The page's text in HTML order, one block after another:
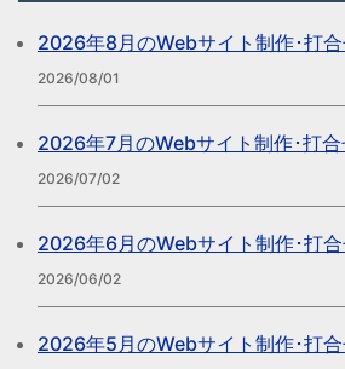
2026年8月のWebサイト制作･打
2026/08/01
2026年7月のWebサイト制作･打
2026/07/02
2026年6月のWebサイト制作･打
2026/06/02
2026年5月のWebサイト制作･打